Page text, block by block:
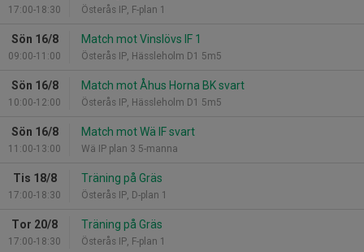
17:00-18:30 Österås IP, F-plan 1
Sön 16/8
09:00-11:00
Match mot Vinslövs IF 1
Österås IP, Hässleholm D1 5m5
Sön 16/8
10:00-12:00
Match mot Åhus Horna BK svart
Österås IP, Hässleholm D1 5m5
Sön 16/8
11:00-13:00
Match mot Wä IF svart
Wä IP plan 3 5-manna
Tis 18/8
17:00-18:30
Träning på Gräs
Österås IP, D-plan 1
Tor 20/8
17:00-18:30
Träning på Gräs
Österås IP, F-plan 1